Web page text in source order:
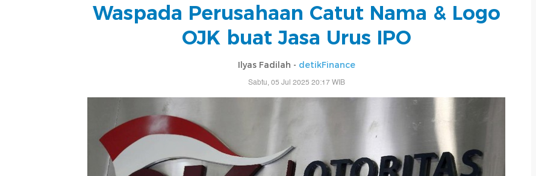
Waspada Perusahaan Catut Nama & Logo
OJK buat Jasa Urus IPO
Ilyas Fadilah - detikFinance
Sabtu, 05 Jul 2025 20:17 WIB